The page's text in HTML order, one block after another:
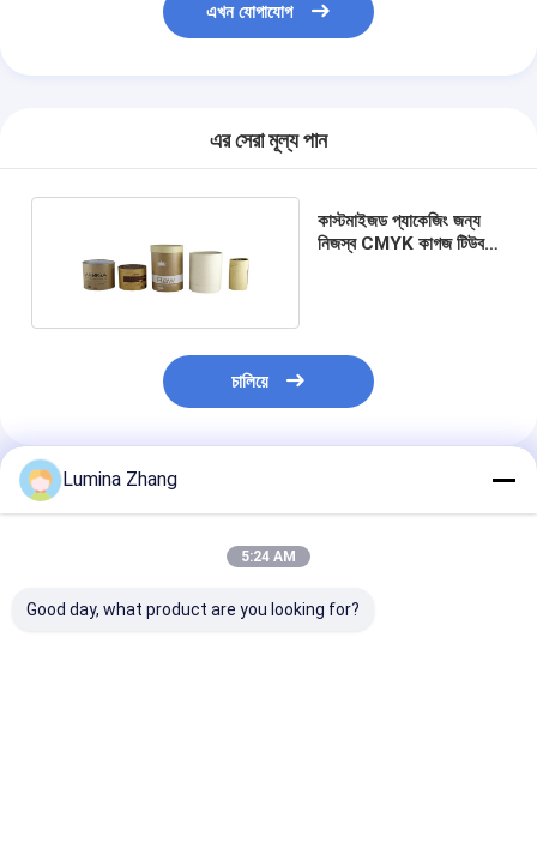
এখন যোগাযোগ
এর সেরা মূল্য পান
কাস্টমাইজড প্যাকেজিং জন্য
নিজস্ব CMYK কাগজ টিউব
চালিয়ে
প্রস্তাবিত পণ্য
Lumina Zhang
5:24 AM
Good day, what product are you looking for?